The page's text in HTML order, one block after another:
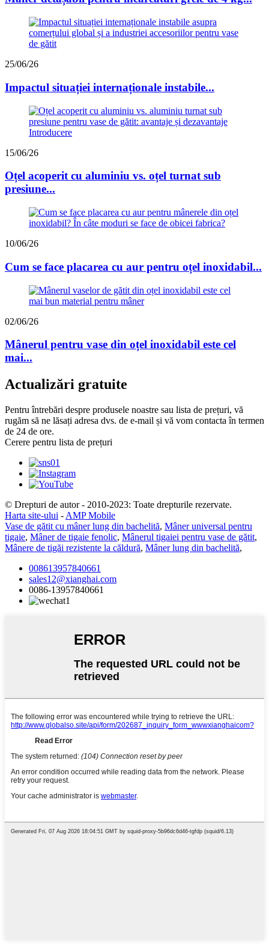
25/06/26
Impactul situației internaționale instabile...
15/06/26
Oțel acoperit cu aluminiu vs. oțel turnat sub
presiune...
10/06/26
Cum se face placarea cu aur pentru oțel inoxidabil...
02/06/26
Mânerul pentru vase din oțel inoxidabil este cel
mai...
Actualizări gratuite
Pentru întrebări despre produsele noastre sau lista de prețuri, vă
rugăm să ne lăsați adresa dvs. de e-mail și vă vom contacta în termen
de 24 de ore.
Cerere pentru lista de prețuri
© Drepturi de autor - 2010-2023: Toate drepturile rezervate.
Harta site-ului - AMP Mobile
Vase de gătit cu mâner lung din bachelită, Mâner universal pentru
tigaie, Mâner de tigaie fenolic, Mânerul tigaiei pentru vase de gătit,
Mânere de tigăi rezistente la căldură, Mâner lung din bachelită,
008613957840661
sales12@xianghai.com
0086-13957840661